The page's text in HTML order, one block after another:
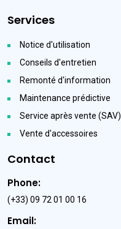
Services
Notice d'utilisation
Conseils d'entretien
Remonté d'information
Maintenance prédictive
Service après vente (SAV)
Vente d'accessoires
Contact
Phone:
(+33) 09 72 01 00 16
Email: